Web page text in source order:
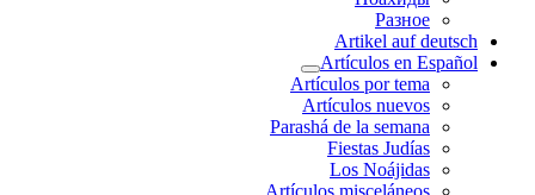
Разное
Artikel auf deutsch
Artículos en Español
Artículos por tema
Artículos nuevos
Parashá de la semana
Fiestas Judías
Los Noájidas